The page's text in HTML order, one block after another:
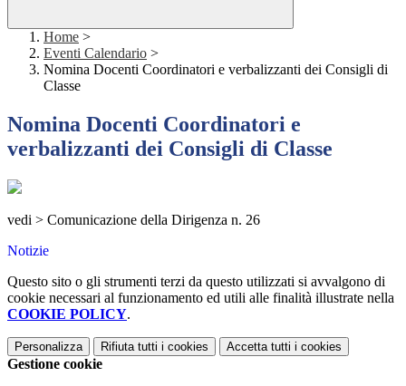
Home >
Eventi Calendario >
Nomina Docenti Coordinatori e verbalizzanti dei Consigli di
Classe
Nomina Docenti Coordinatori e
verbalizzanti dei Consigli di Classe
vedi > Comunicazione della Dirigenza n. 26
Notizie
Questo sito o gli strumenti terzi da questo utilizzati si avvalgono di
cookie necessari al funzionamento ed utili alle finalità illustrate nella
COOKIE POLICY.
Personalizza Rifiuta tutti i cookies Accetta tutti i cookies
Gestione cookie